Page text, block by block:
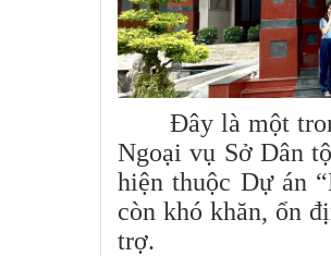
Đây là một
Ngoại vụ Sở Dân
hiện thuộc Dự án
còn khó khăn, ổn
trợ.